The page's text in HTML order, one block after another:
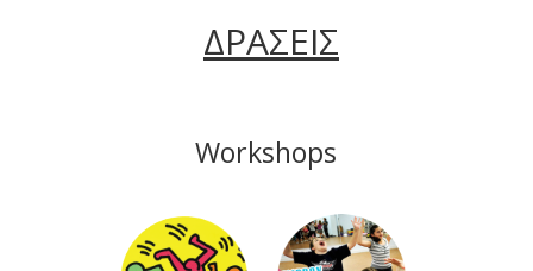
ΔΡΑΣΕΙΣ
Workshops